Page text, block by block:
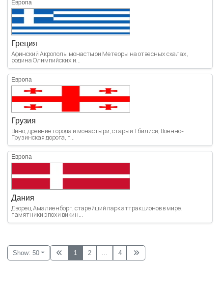
Европа
Греция
Афинский Акрополь, монастыри Метеоры на отвесных скалах,
родина Олимпийских и...
Европа
Грузия
Вино, древние города и монастыри, старый Тбилиси, Военно-
Грузинская дорога, г...
Европа
Дания
Дворец Амалиенборг, старейший парк аттракционов в мире,
памятники эпохи викин...
Show: 50 1 2 4